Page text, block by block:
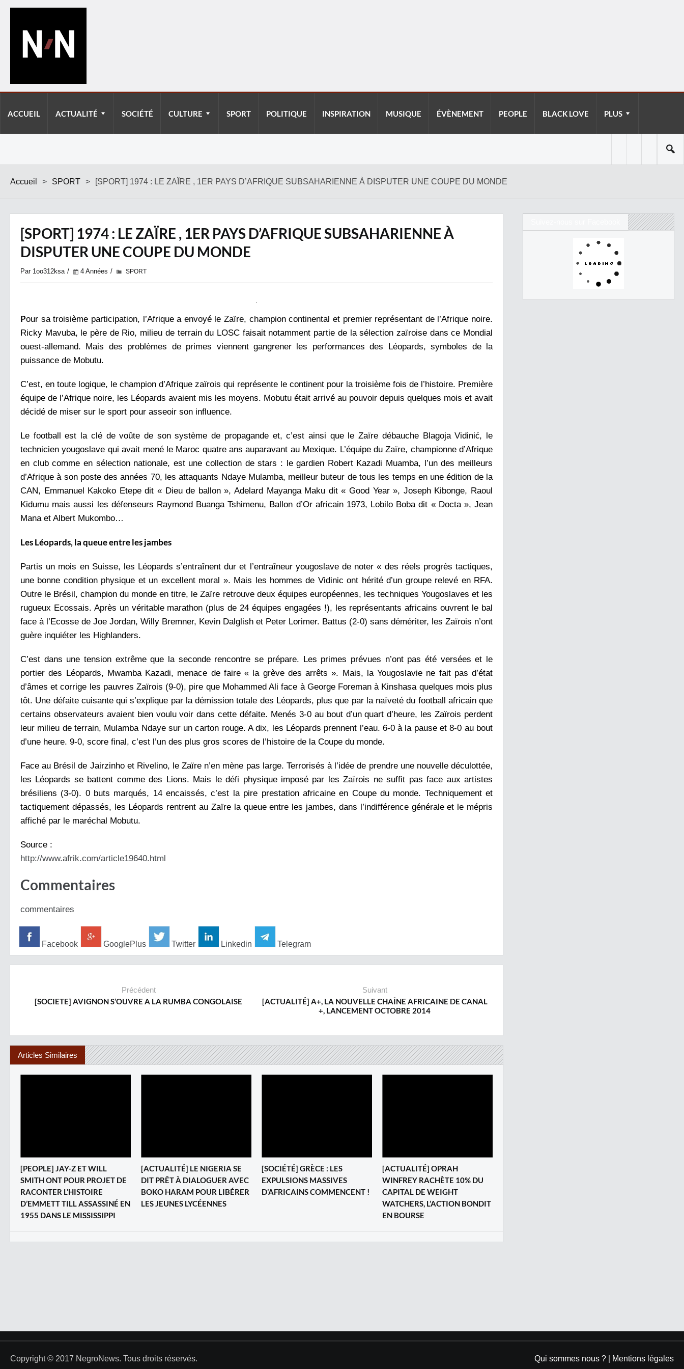
ACCUEIL ACTUALITÉ SOCIÉTÉ CULTURE SPORT POLITIQUE INSPIRATION MUSIQUE ÉVÈNEMENT PEOPLE BLACK LOVE PLUS
Accueil > SPORT > [SPORT] 1974 : LE ZAÏRE , 1ER PAYS D’AFRIQUE SUBSAHARIENNE À DISPUTER UNE COUPE DU MONDE
[SPORT] 1974 : LE ZAÏRE , 1ER PAYS D’AFRIQUE SUBSAHARIENNE À
DISPUTER UNE COUPE DU MONDE
Par 1oo312ksa 4 Années SPORT
Pour sa troisième participation, l’Afrique a envoyé le Zaïre, champion continental et premier représentant de l’Afrique noire.
Ricky Mavuba, le père de Rio, milieu de terrain du LOSC faisait notamment partie de la sélection zaïroise dans ce Mondial
ouest-allemand. Mais des problèmes de primes viennent gangrener les performances des Léopards, symboles de la
puissance de Mobutu.
C’est, en toute logique, le champion d’Afrique zaïrois qui représente le continent pour la troisième fois de l’histoire. Première
équipe de l’Afrique noire, les Léopards avaient mis les moyens. Mobutu était arrivé au pouvoir depuis quelques mois et avait
décidé de miser sur le sport pour asseoir son influence.
Le football est la clé de voûte de son système de propagande et, c’est ainsi que le Zaïre débauche Blagoja Vidinić, le
technicien yougoslave qui avait mené le Maroc quatre ans auparavant au Mexique. L’équipe du Zaïre, championne d’Afrique
en club comme en sélection nationale, est une collection de stars : le gardien Robert Kazadi Muamba, l’un des meilleurs
d’Afrique à son poste des années 70, les attaquants Ndaye Mulamba, meilleur buteur de tous les temps en une édition de la
CAN, Emmanuel Kakoko Etepe dit « Dieu de ballon », Adelard Mayanga Maku dit « Good Year », Joseph Kibonge, Raoul
Kidumu mais aussi les défenseurs Raymond Buanga Tshimenu, Ballon d’Or africain 1973, Lobilo Boba dit « Docta », Jean
Mana et Albert Mukombo…
Les Léopards, la queue entre les jambes
Partis un mois en Suisse, les Léopards s’entraînent dur et l’entraîneur yougoslave de noter « des réels progrès tactiques,
une bonne condition physique et un excellent moral ». Mais les hommes de Vidinic ont hérité d’un groupe relevé en RFA.
Outre le Brésil, champion du monde en titre, le Zaïre retrouve deux équipes européennes, les techniques Yougoslaves et les
rugueux Ecossais. Après un véritable marathon (plus de 24 équipes engagées !), les représentants africains ouvrent le bal
face à l’Ecosse de Joe Jordan, Willy Bremner, Kevin Dalglish et Peter Lorimer. Battus (2-0) sans démériter, les Zaïrois n’ont
guère inquiéter les Highlanders.
C’est dans une tension extrême que la seconde rencontre se prépare. Les primes prévues n’ont pas été versées et le
portier des Léopards, Mwamba Kazadi, menace de faire « la grève des arrêts ». Mais, la Yougoslavie ne fait pas d’état
d’âmes et corrige les pauvres Zaïrois (9-0), pire que Mohammed Ali face à George Foreman à Kinshasa quelques mois plus
tôt. Une défaite cuisante qui s’explique par la démission totale des Léopards, plus que par la naïveté du football africain que
certains observateurs avaient bien voulu voir dans cette défaite. Menés 3-0 au bout d’un quart d’heure, les Zaïrois perdent
leur milieu de terrain, Mulamba Ndaye sur un carton rouge. A dix, les Léopards prennent l’eau. 6-0 à la pause et 8-0 au bout
d’une heure. 9-0, score final, c’est l’un des plus gros scores de l’histoire de la Coupe du monde.
Face au Brésil de Jairzinho et Rivelino, le Zaïre n’en mène pas large. Terrorisés à l’idée de prendre une nouvelle déculottée,
les Léopards se battent comme des Lions. Mais le défi physique imposé par les Zaïrois ne suffit pas face aux artistes
brésiliens (3-0). 0 buts marqués, 14 encaissés, c’est la pire prestation africaine en Coupe du monde. Techniquement et
tactiquement dépassés, les Léopards rentrent au Zaïre la queue entre les jambes, dans l’indifférence générale et le mépris
affiché par le maréchal Mobutu.
Source :
http://www.afrik.com/article19640.html
Commentaires
commentaires
Facebook GooglePlus Twitter Linkedin Telegram
Précédent
[SOCIETE] AVIGNON S’OUVRE A LA RUMBA CONGOLAISE
Suivant
[ACTUALITÉ] A+, LA NOUVELLE CHAÎNE AFRICAINE DE CANAL
+, LANCEMENT OCTOBRE 2014
Articles Similaires
[PEOPLE] JAY-Z ET WILL
SMITH ONT POUR PROJET DE
RACONTER L’HISTOIRE
D’EMMETT TILL ASSASSINÉ EN
1955 DANS LE MISSISSIPPI
[ACTUALITÉ] LE NIGERIA SE
DIT PRÊT À DIALOGUER AVEC
BOKO HARAM POUR LIBÉRER
LES JEUNES LYCÉENNES
‎[SOCIÉTÉ] GRÈCE : LES
EXPULSIONS MASSIVES
D’AFRICAINS COMMENCENT !
[ACTUALITÉ] OPRAH
WINFREY RACHÈTE 10% DU
CAPITAL DE WEIGHT
WATCHERS, L’ACTION BONDIT
EN BOURSE
Copyright © 2017 NegroNews. Tous droits réservés. Qui sommes nous ? Mentions légales